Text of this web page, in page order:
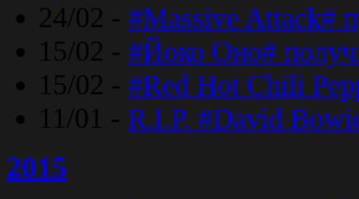
24/02 - #Massive Attack#
15/02 - #Йоко Оно#
15/02 - #Red Hot Chili
11/01 - R.I.P. #David
2015